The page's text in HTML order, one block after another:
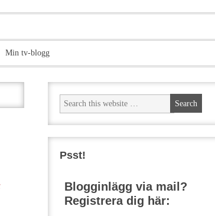
Min tv-blogg
Psst!
Blogginlägg via mail?
Registrera dig här: